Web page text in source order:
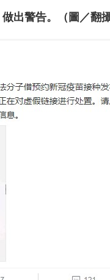
出警告。（圖／翻